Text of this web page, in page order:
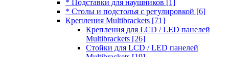
* Подставки для наушников [1]
* Столы и подстолья с регулировкой [6]
Крепления Multibrackets [71]
Крепления для LCD / LED панелей
Multibrackets [26]
Стойки для LCD / LED панелей